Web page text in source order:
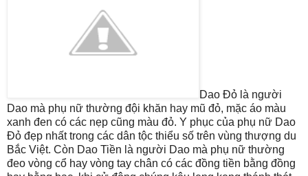
Dao Đỏ là người
Dao mà phụ nữ thường đội khăn hay mũ đỏ, mặc áo màu
xanh đen có các nẹp cũng màu đỏ. Y phục của phụ nữ Dao
Đỏ đẹp nhất trong các dân tộc thiểu số trên vùng thượng du
Bắc Việt. Còn Dao Tiền là người Dao mà phụ nữ thường
đeo vòng cổ hay vòng tay chân có các đồng tiền bằng đồng